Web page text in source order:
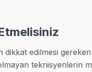
yedek parça stoku,
edilmesi
teknisyenlerin